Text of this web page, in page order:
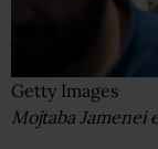
Getty Images
Mojtaba Jamenei